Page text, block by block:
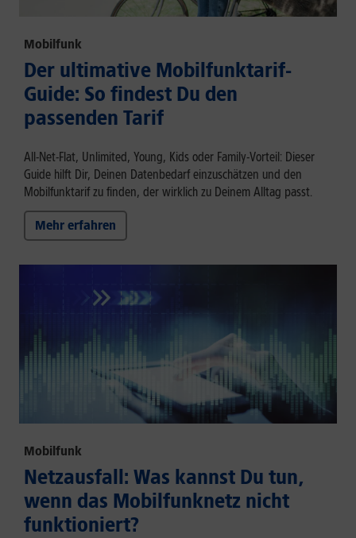
Mobilfunk
Der ultimative Mobilfunktarif-
Guide: So findest Du den
passenden Tarif
All-Net-Flat, Unlimited, Young, Kids oder Family-Vorteil: Dieser
Guide hilft Dir, Deinen Datenbedarf einzuschätzen und den
Mobilfunktarif zu finden, der wirklich zu Deinem Alltag passt.
Mehr erfahren
Mobilfunk
Netzausfall: Was kannst Du tun,
wenn das Mobilfunknetz nicht
funktioniert?